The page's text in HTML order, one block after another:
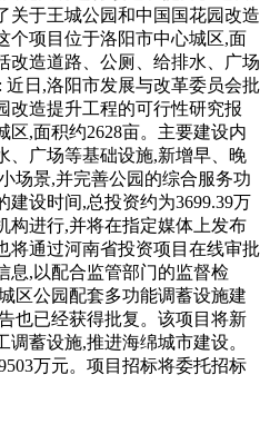
关于王城公园和中国国花园改造
个项目位于洛阳市中心城区,面
改造道路、公厕、给排水、广场
日,洛阳市发展与改革委员会批
改造提升工程的可行性研究报
,面积约2628亩。主要建设内
、广场等基础设施,新增早、晚
场景,并完善公园的综合服务功
设时间,总投资约为3699.39万
构进行,并将在指定媒体上发布
将通过河南省投资项目在线审批
息,以配合监管部门的监督检
区公园配套多功能调蓄设施建
也已经获得批复。该项目将新
蓄设施,推进海绵城市建设。
万元。项目招标将委托招标